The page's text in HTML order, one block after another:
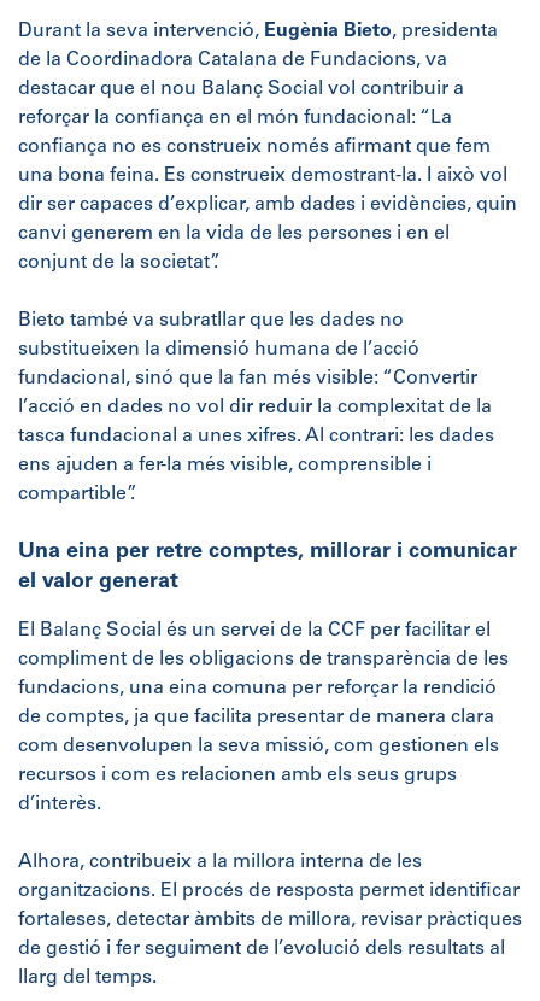
Durant la seva intervenció, Eugènia Bieto, presidenta
de la Coordinadora Catalana de Fundacions, va
destacar que el nou Balanç Social vol contribuir a
reforçar la confiança en el món fundacional: “La
confiança no es construeix només afirmant que fem
una bona feina. Es construeix demostrant-la. I això vol
dir ser capaces d’explicar, amb dades i evidències, quin
canvi generem en la vida de les persones i en el
conjunt de la societat”.
Bieto també va subratllar que les dades no
substitueixen la dimensió humana de l’acció
fundacional, sinó que la fan més visible: “Convertir
l’acció en dades no vol dir reduir la complexitat de la
tasca fundacional a unes xifres. Al contrari: les dades
ens ajuden a fer-la més visible, comprensible i
compartible”.
Una eina per retre comptes, millorar i comunicar
el valor generat
El Balanç Social és un servei de la CCF per facilitar el
compliment de les obligacions de transparència de les
fundacions, una eina comuna per reforçar la rendició
de comptes, ja que facilita presentar de manera clara
com desenvolupen la seva missió, com gestionen els
recursos i com es relacionen amb els seus grups
d’interès.
Alhora, contribueix a la millora interna de les
organitzacions. El procés de resposta permet identificar
fortaleses, detectar àmbits de millora, revisar pràctiques
de gestió i fer seguiment de l’evolució dels resultats al
llarg del temps.